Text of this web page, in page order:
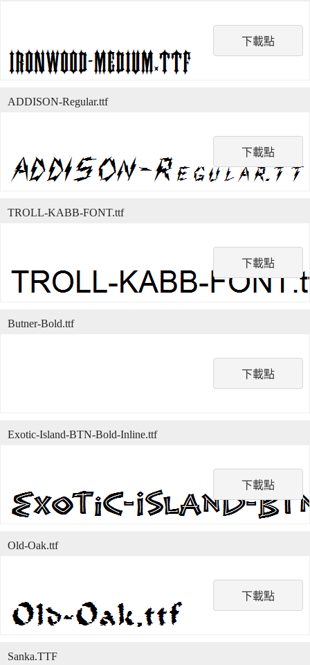
下載點
下載點
ADDISON-Regular.ttf
下載點
TROLL-KABB-FONT.ttf
下載點
Butner-Bold.ttf
下載點
Exotic-Island-BTN-Bold-Inline.ttf
下載點
Old-Oak.ttf
Sanka.TTF